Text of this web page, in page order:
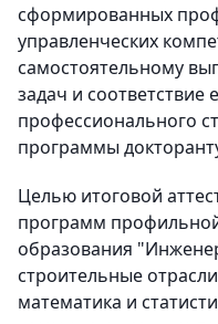
сформированных
управленческих
самостоятельному
задач и соответствие
профессионального
программы
Целью итоговой
программ
образования
строительные
математика и